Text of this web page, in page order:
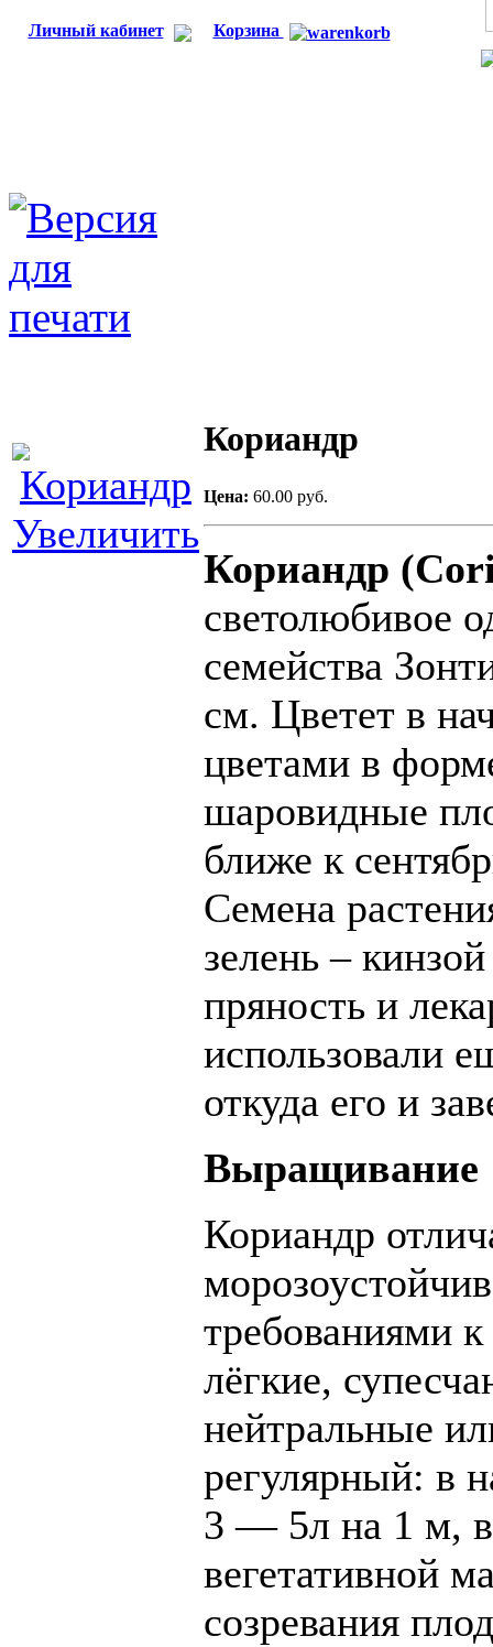
Личный кабинет Корзина
Увеличить
Кориандр
Цена: 60.00 руб.
Кориандр
светолюбивое
семейства
см. Цветет в
цветами в
шаровидные
ближе к
Семена
зелень –
пряность и
использовали
откуда его и
Выращивание
Кориандр
требованиями
лёгкие,
нейтральные
регулярный: в
3 — 5л на 1 м, в
вегетативной
созревания